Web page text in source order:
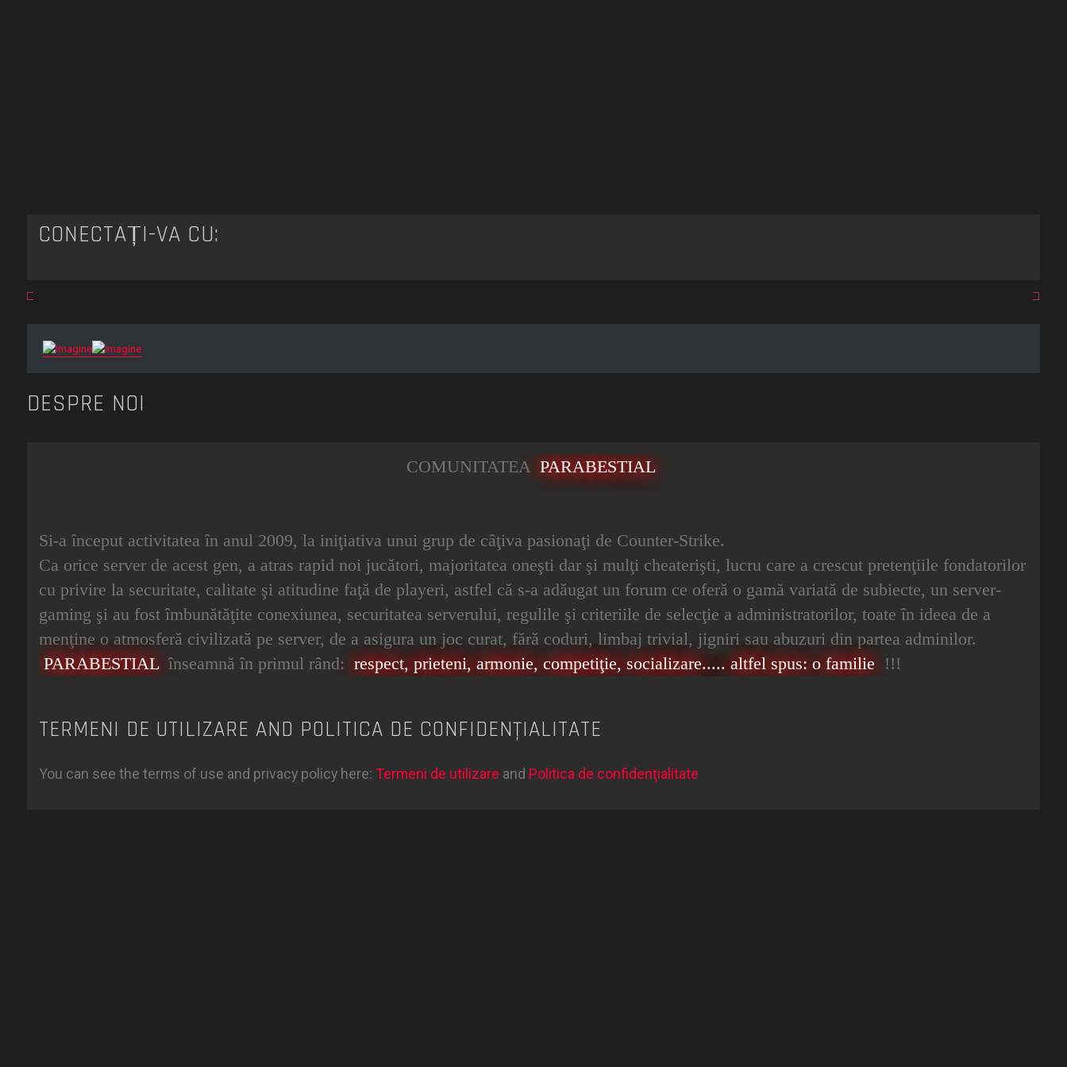
CONECTAȚI-VĂ CU:
DESPRE NOI
COMUNITATEA PARABESTIAL
Si-a început activitatea în anul 2009, la iniţiativa unui grup de câţiva pasionaţi de Counter-Strike.
Ca orice server de acest gen, a atras rapid noi jucători, majoritatea oneşti dar şi mulţi cheaterişti, lucru care a crescut pretenţiile fondatorilor
cu privire la securitate, calitate şi atitudine faţă de playeri, astfel că s-a adăugat un forum ce oferă o gamă variată de subiecte, un server-
gaming şi au fost îmbunătăţite conexiunea, securitatea serverului, regulile şi criteriile de selecţie a administratorilor, toate în ideea de a
menţine o atmosferă civilizată pe server, de a asigura un joc curat, fără coduri, limbaj trivial, jigniri sau abuzuri din partea adminilor.
PARABESTIAL înseamnă în primul rând: respect, prieteni, armonie, competiţie, socializare..... altfel spus: o familie !!!
TERMENI DE UTILIZARE AND POLITICA DE CONFIDENŢIALITATE
You can see the terms of use and privacy policy here: Termeni de utilizare and Politica de confidenţialitate